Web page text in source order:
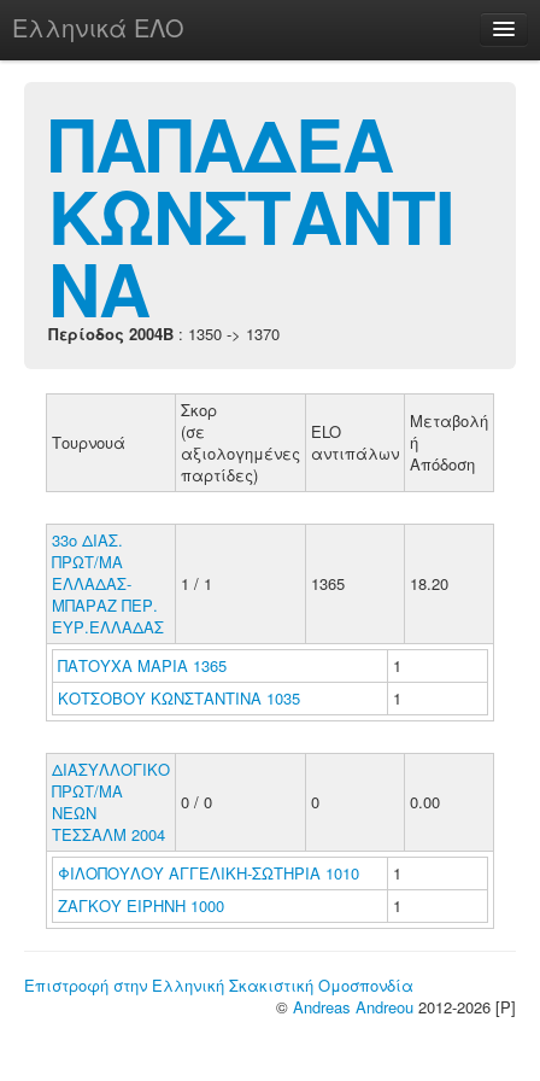
Ελληνικά ΕΛΟ
chesstu.be @ discord
Login
ΠΑΠΑΔΕΑ
ΚΩΝΣΤΑΝΤΙ
ΝΑ
Περίοδος 2004B : 1350 -> 1370
Τουρνουά
Σκορ
(σε
αξιολογημένες
παρτίδες)
ELO
αντιπάλων
Μεταβολή
ή
Απόδοση
33ο ΔΙΑΣ.
ΠΡΩΤ/ΜΑ
ΕΛΛΑΔΑΣ-
ΜΠΑΡΑΖ ΠΕΡ.
ΕΥΡ.ΕΛΛΑΔΑΣ
1 / 1 1365 18.20
ΠΑΤΟΥΧΑ ΜΑΡΙΑ 1365
1
ΚΟΤΣΟΒΟΥ ΚΩΝΣΤΑΝΤΙΝΑ 1035
1
ΔΙΑΣΥΛΛΟΓΙΚΟ
ΠΡΩΤ/ΜΑ
ΝΕΩΝ
ΤΕΣΣΑΛΜ 2004
0 / 0 0 0.00
ΦΙΛΟΠΟΥΛΟΥ ΑΓΓΕΛΙΚΗ-ΣΩΤΗΡΙΑ 1010
1
ΖΑΓΚΟΥ ΕΙΡΗΝΗ 1000
1
Επιστροφή στην Ελληνική Σκακιστική Ομοσπονδία
© Andreas Andreou 2012-2026 [P]